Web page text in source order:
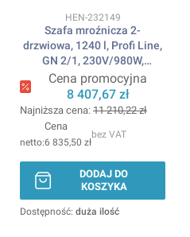
Kod produktu
HEN-232149
Szafa mroźnicza 2-
drzwiowa, 1240 l, Profi Line,
GN 2/1, 230V/980W,
1314x800x(H)2082mm
ARKTIC
Cena promocyjna
8 407,67 zł
Najniższa cena: 11 210,22 zł
Cena
6 835,50 zł
bez VAT
DODAJ DO
KOSZYKA
Dostępność: duża ilość